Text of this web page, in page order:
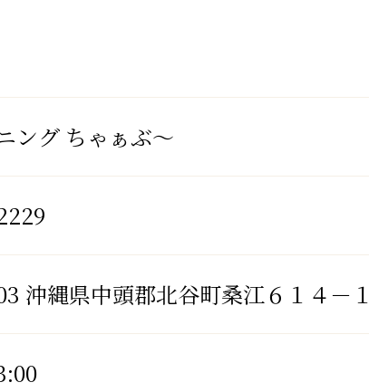
ング ちゃぁぶ～
沖縄県中頭郡北谷町桑江６１４－１